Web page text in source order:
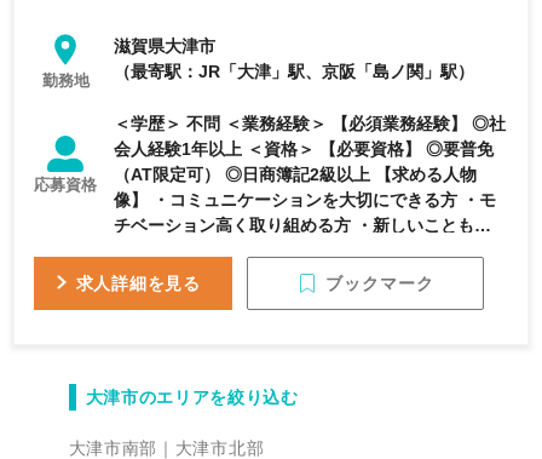
勤務地
滋賀県大津市
（最寄駅：JR「大津」駅、京阪「島ノ関」駅）
応募資格
＜学歴＞ 不問 ＜業務経験＞ 【必須業務経験】 ◎社
会人経験1年以上 ＜資格＞ 【必要資格】 ◎要普免
（AT限定可） ◎日商簿記2級以上 【求める人物
像】 ・コミュニケーションを大切にできる方 ・モ
チベーション高く取り組める方 ・新しいことも柔
求人詳細を見る
ブックマーク
大津市のエリアを絞り込む
大津市南部 大津市北部